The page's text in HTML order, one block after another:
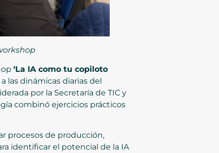
‘La IA como tu copiloto
las dinámicas diarias del
por la Secretaría de TIC y
combinó ejercicios prácticos
procesos de producción,
identificar el potencial de la IA